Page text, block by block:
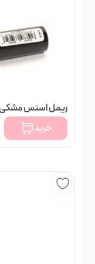
ریمل اسنس مشکی
خرید